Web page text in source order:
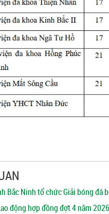
Bắc Ninh tổ chức Giải bóng đá
động hợp đồng đợt 4 năm